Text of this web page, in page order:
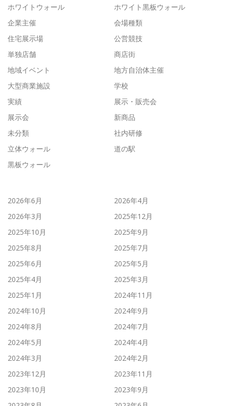
ホワイトウォール
ホワイト黒板ウォール
企業主催
会場種類
住宅展示場
公営競技
単独店舗
商店街
地域イベント
地方自治体主催
大型商業施設
学校
実績
展示・販売会
展示会
新商品
未分類
社内研修
立体ウォール
道の駅
黒板ウォール
2026年6月
2026年4月
2026年3月
2025年12月
2025年10月
2025年9月
2025年8月
2025年7月
2025年6月
2025年5月
2025年4月
2025年3月
2025年1月
2024年11月
2024年10月
2024年9月
2024年8月
2024年7月
2024年5月
2024年4月
2024年3月
2024年2月
2023年12月
2023年11月
2023年10月
2023年9月